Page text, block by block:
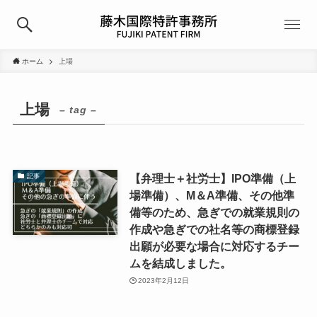
ホーム 上場
上場 – tag –
記事
【弁理士＋社労士】IPO準備（上
場準備）、M＆A準備、その他準
備等のため、急ぎでの就業規則の
作成や急ぎでの社名等の商標登録
出願が必要な場合に対応するチー
ムを結成しました。
2023年2月12日